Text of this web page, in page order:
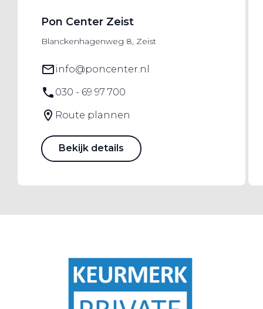
Pon Center Zeist
Blanckenhagenweg 8, Zeist
info@poncenter.nl
030 - 69 97 700
Route plannen
Bekijk details